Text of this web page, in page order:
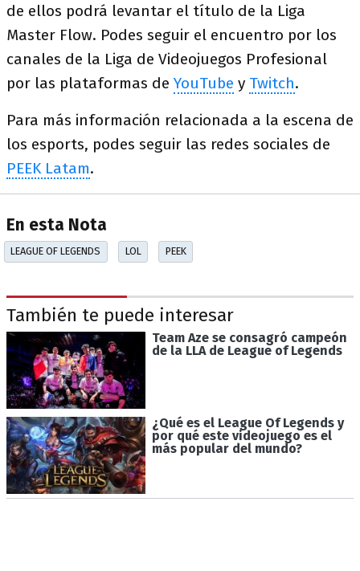
de ellos podrá levantar el título de la Liga
Master Flow. Podes seguir el encuentro por los
canales de la Liga de Videojuegos Profesional
por las plataformas de YouTube y Twitch.
Para más información relacionada a la escena de
los esports, podes seguir las redes sociales de
PEEK Latam.
En esta Nota
LEAGUE OF LEGENDS LOL PEEK
También te puede interesar
Team Aze se consagró campeón
de la LLA de League of Legends
¿Qué es el League Of Legends y
por qué este videojuego es el
más popular del mundo?